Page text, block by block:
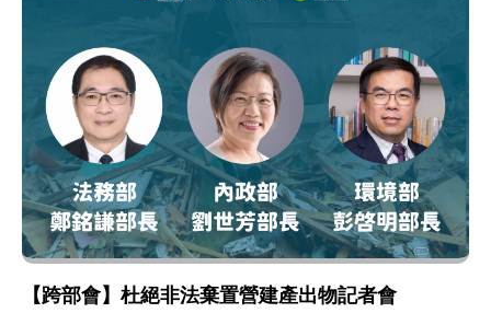
【跨部會】杜絕非法棄置營建產出物記者會